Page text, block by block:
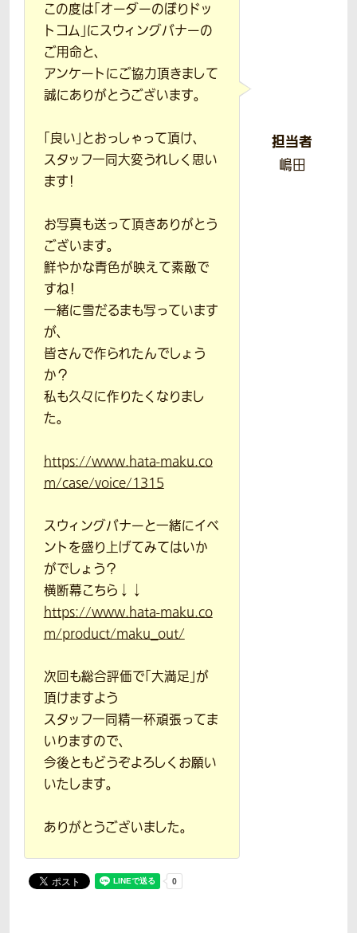
この度は「オーダーのぼりドッ
トコム」にスウィングバナーの
ご用命と、
アンケートにご協力頂きまして
誠にありがとうございます。
「良い」とおっしゃって頂け、
スタッフ一同大変うれしく思い
ます！
お写真も送って頂きありがとう
ございます。
鮮やかな青色が映えて素敵で
すね！
一緒に雪だるまも写っています
が、
皆さんで作られたんでしょう
か？
私も久々に作りたくなりまし
た。
https://www.hata-maku.co
m/case/voice/1315
スウィングバナーと一緒にイベ
ントを盛り上げてみてはいか
がでしょう？
横断幕こちら↓↓
https://www.hata-maku.co
m/product/maku_out/
次回も総合評価で「大満足」が
頂けますよう
スタッフ一同精一杯頑張ってま
いりますので、
今後ともどうぞよろしくお願い
いたします。
ありがとうございました。
担当者
嶋田